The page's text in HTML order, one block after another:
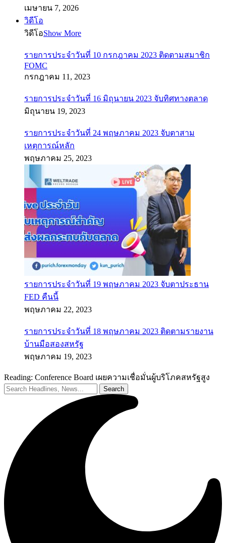
เมษายน 7, 2026
วิดีโอ
วิดีโอShow More
รายการประจำวันที่ 10 กรกฎาคม 2023 ติดตามสมาชิก
FOMC
กรกฎาคม 11, 2023
รายการประจำวันที่ 16 มิถุนายน 2023 จับทิศทางตลาด
มิถุนายน 19, 2023
รายการประจำวันที่ 24 พฤษภาคม 2023 จับตาสาม
เหตุการณ์หลัก
พฤษภาคม 25, 2023
รายการประจำวันที่ 19 พฤษภาคม 2023 จับตาประธาน
FED คืนนี้
พฤษภาคม 22, 2023
รายการประจำวันที่ 18 พฤษภาคม 2023 ติดตามรายงาน
บ้านมือสองสหรัฐ
พฤษภาคม 19, 2023
Reading: Conference Board เผยความเชื่อมั่นผู้บริโภคสหรัฐสูง